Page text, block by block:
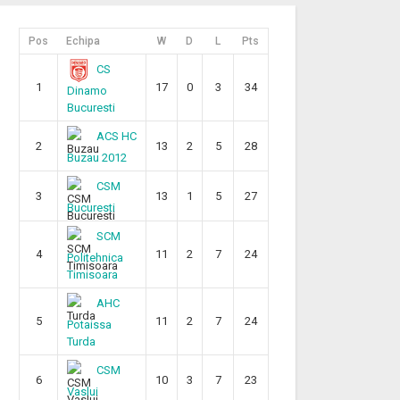
Pos Echipa W D L Pts
1
CS
Dinamo
Bucuresti
17 0 3 34
2
ACS HC
Buzau 2012
13 2 5 28
3
CSM
Bucuresti
13 1 5 27
4
SCM
Politehnica
Timisoara
11 2 7 24
5
AHC
Potaissa
Turda
11 2 7 24
6
CSM
Vaslui
10 3 7 23